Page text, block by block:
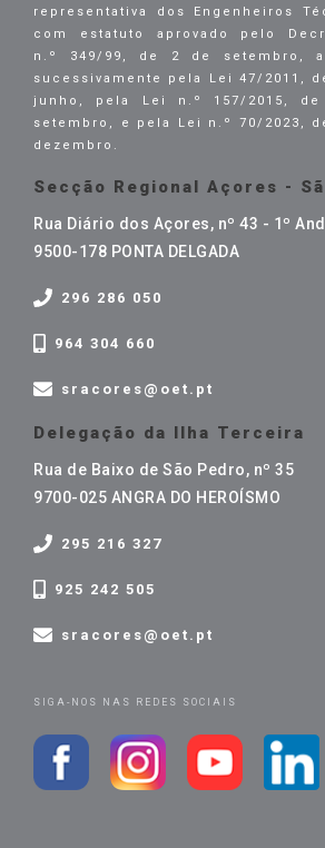
representativa dos Engenheiros
com estatuto aprovado pelo
n.º 349/99, de 2 de setembro,
sucessivamente pela Lei 47/2011,
junho, pela Lei n.º 157/2015,
setembro, e pela Lei n.º 70/2023,
dezembro.
Secção Regional Açores -
Rua Diário dos Açores, nº 43 - 1º
9500-178 PONTA DELGADA
296 286 050
964 304 660
sracores@oet.pt
Delegação da Ilha Terceira
Rua de Baixo de São Pedro, nº 35
9700-025 ANGRA DO HEROÍSMO
295 216 327
925 242 505
sracores@oet.pt
SIGA-NOS NAS REDES SOCIAIS